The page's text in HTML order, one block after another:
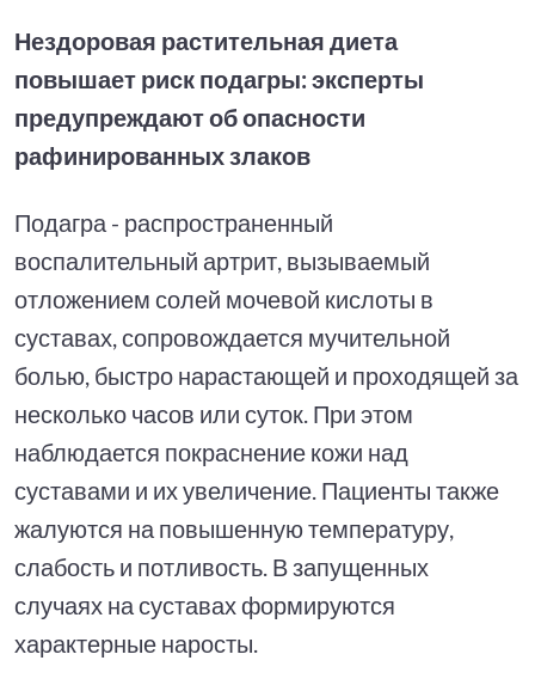
Нездоровая растительная диета
повышает риск подагры: эксперты
предупреждают об опасности
рафинированных злаков
Подагра - распространенный
воспалительный артрит, вызываемый
отложением солей мочевой кислоты в
суставах, сопровождается мучительной
болью, быстро нарастающей и проходящей за
несколько часов или суток. При этом
наблюдается покраснение кожи над
суставами и их увеличение. Пациенты также
жалуются на повышенную температуру,
слабость и потливость. В запущенных
случаях на суставах формируются
характерные наросты.